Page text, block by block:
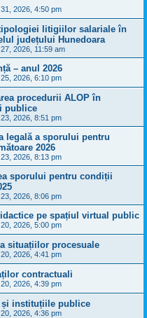
2026, 4:50 pm
litigiilor salariale în
județului Hunedoara
2026, 11:59 am
– anul 2026
2026, 6:10 pm
procedurii ALOP în
publice
2026, 8:51 pm
legală a sporului pentru
2026
2026, 8:13 pm
sporului pentru condiții
2026, 8:06 pm
pe spațiul virtual public
2026, 5:00 pm
situațiilor procesuale
2026, 4:41 pm
contractuali
2026, 4:39 pm
și instituțiile publice
2026, 4:36 pm